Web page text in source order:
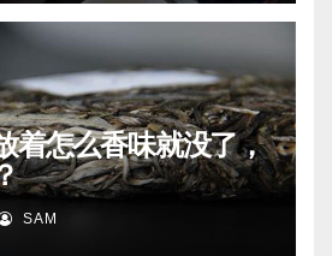
着怎么香味就没了，
SAM